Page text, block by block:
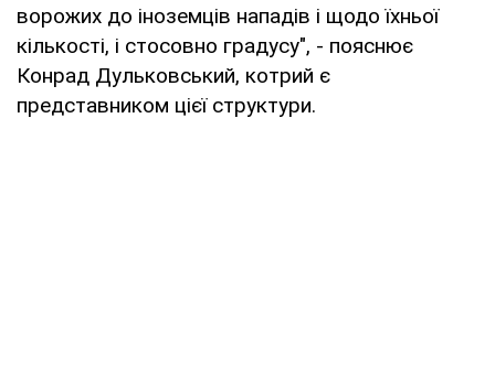
ворожих до іноземців нападів і щодо їхньої
кількості, і стосовно градусу", - пояснює
Конрад Дульковський, котрий є
представником цієї структури.